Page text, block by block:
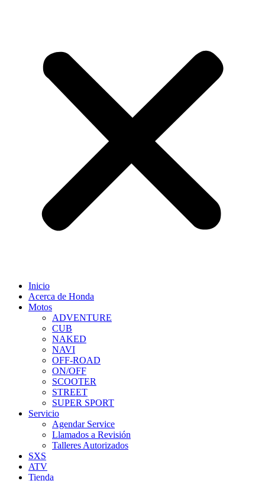
Inicio
Acerca de Honda
Motos
ADVENTURE
CUB
NAKED
NAVI
OFF-ROAD
ON/OFF
SCOOTER
STREET
SUPER SPORT
Servicio
Agendar Service
Llamados a Revisión
Talleres Autorizados
SXS
ATV
Tienda